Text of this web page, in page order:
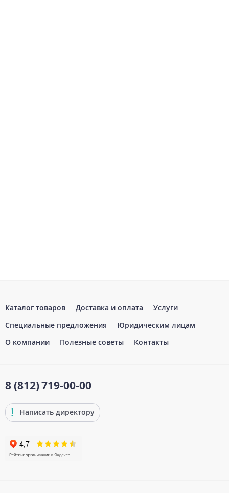
Каталог товаров Доставка и оплата
Услуги
Специальные предложения
Юридическим лицам
О компании
Полезные советы Контакты
8 (812)719-00-00
Написать директору